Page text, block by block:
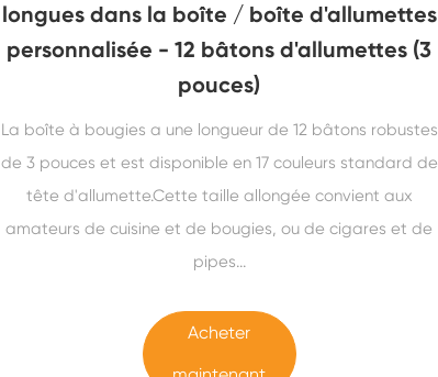
longues dans la boîte / boîte d'allumettes
personnalisée - 12 bâtons d'allumettes (3
pouces)
La boîte à bougies a une longueur de 12 bâtons robustes
de 3 pouces et est disponible en 17 couleurs standard de
tête d'allumette.Cette taille allongée convient aux
amateurs de cuisine et de bougies, ou de cigares et de
pipes...
Acheter